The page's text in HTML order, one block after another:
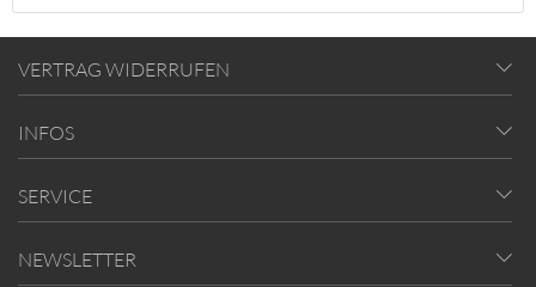
VERTRAG WIDERRUFEN
INFOS
SERVICE
NEWSLETTER